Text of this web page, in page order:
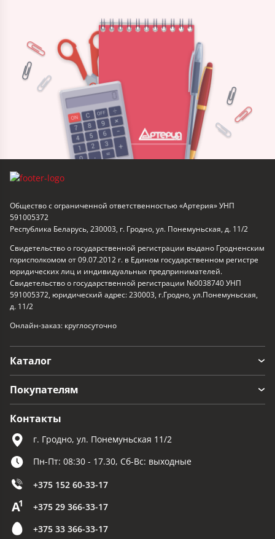
Общество с ограниченной ответственностью «Артерия» УНП
591005372
Республика Беларусь, 230003, г. Гродно, ул. Понемуньская, д. 11/2
Свидетельство о государственной регистрации выдано Гродненским
горисполкомом от 09.07.2012 г. в Едином государственном регистре
юридических лиц и индивидуальных предпринимателей.
Свидетельство о государственной регистрации №0038740 УНП
591005372, юридический адрес: 230003, г.Гродно, ул.Понемуньская,
д. 11/2
Онлайн-заказ: круглосуточно
Каталог
Покупателям
Контакты
г. Гродно, ул. Понемуньская 11/2
Пн-Пт: 08:30 - 17.30, Сб-Вс: выходные
+375 152 60-33-17
+375 29 366-33-17
+375 33 366-33-17